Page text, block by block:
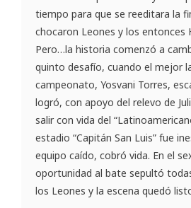
tiempo para que se reeditara la
chocaron Leones y los entonces
Pero…la historia comenzó a
quinto desafío, cuando el mejor
campeonato, Yosvani Torres,
logró, con apoyo del relevo de
salir con vida del
estadio “Capitán San Luis” fue
equipo caído, cobró vida. En el
oportunidad al bate sepultó
los Leones y la escena quedó